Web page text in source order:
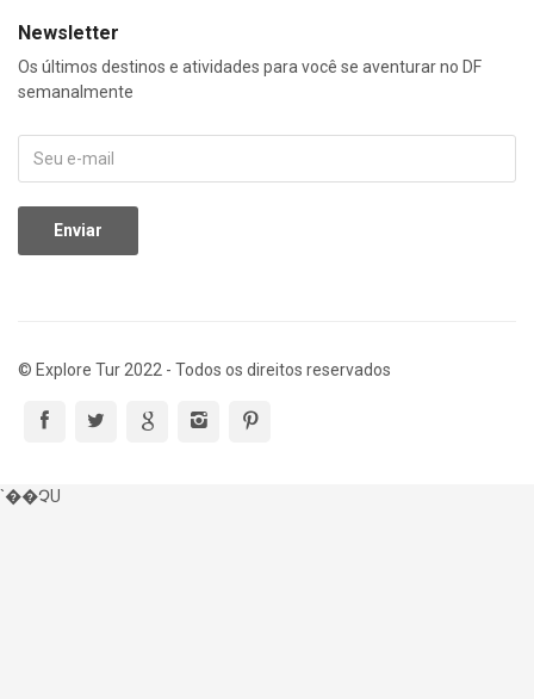
Newsletter
Os últimos destinos e atividades para você se aventurar no DF
semanalmente
© Explore Tur 2022 - Todos os direitos reservados
`��ՉU